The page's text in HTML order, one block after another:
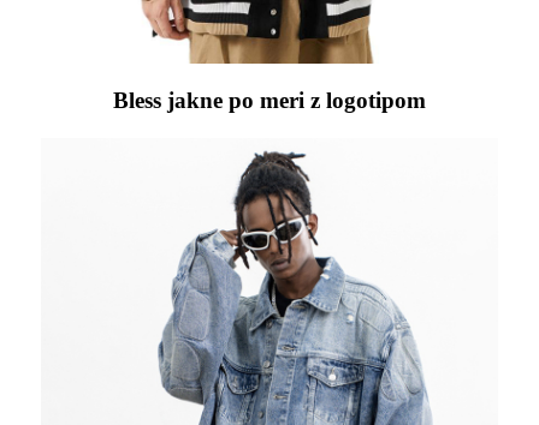
Bless jakne po meri z logotipom